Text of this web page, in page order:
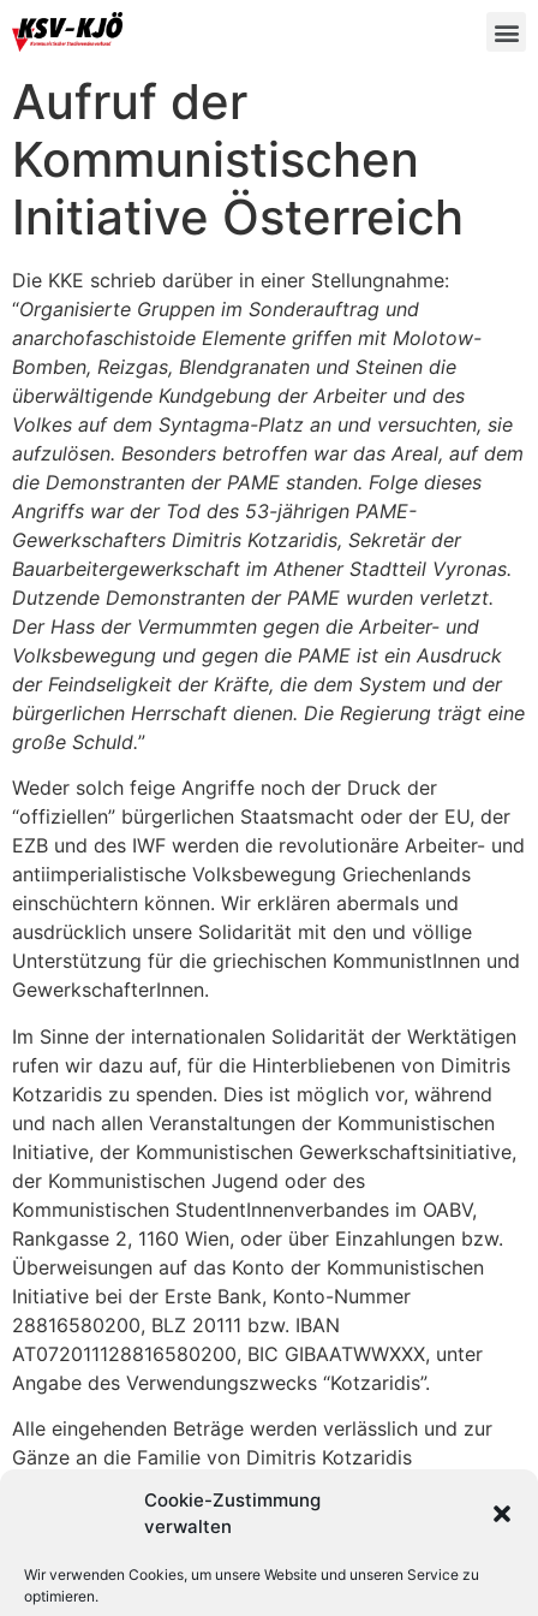
Cookie-Zustimmung
verwalten
Wir verwenden Cookies, um unsere Website und unseren Service zu
optimieren.
Aufruf der
Kommunistischen
Initiative Österreich
Die KKE schrieb darüber in einer Stellungnahme:
“Organisierte Gruppen im Sonderauftrag und
anarchofaschistoide Elemente griffen mit Molotow-
Bomben, Reizgas, Blendgranaten und Steinen die
überwältigende Kundgebung der Arbeiter und des
Volkes auf dem Syntagma-Platz an und versuchten, sie
aufzulösen. Besonders betroffen war das Areal, auf dem
die Demonstranten der PAME standen. Folge dieses
Angriffs war der Tod des 53-jährigen PAME-
Gewerkschafters Dimitris Kotzaridis, Sekretär der
Bauarbeitergewerkschaft im Athener Stadtteil Vyronas.
Dutzende Demonstranten der PAME wurden verletzt.
Der Hass der Vermummten gegen die Arbeiter- und
Volksbewegung und gegen die PAME ist ein Ausdruck
der Feindseligkeit der Kräfte, die dem System und der
bürgerlichen Herrschaft dienen. Die Regierung trägt eine
große Schuld.”
Weder solch feige Angriffe noch der Druck der
“offiziellen” bürgerlichen Staatsmacht oder der EU, der
EZB und des IWF werden die revolutionäre Arbeiter- und
antiimperialistische Volksbewegung Griechenlands
einschüchtern können. Wir erklären abermals und
ausdrücklich unsere Solidarität mit den und völlige
Unterstützung für die griechischen KommunistInnen und
GewerkschafterInnen.
Im Sinne der internationalen Solidarität der Werktätigen
rufen wir dazu auf, für die Hinterbliebenen von Dimitris
Kotzaridis zu spenden. Dies ist möglich vor, während
und nach allen Veranstaltungen der Kommunistischen
Initiative, der Kommunistischen Gewerkschaftsinitiative,
der Kommunistischen Jugend oder des
Kommunistischen StudentInnenverbandes im OABV,
Rankgasse 2, 1160 Wien, oder über Einzahlungen bzw.
Überweisungen auf das Konto der Kommunistischen
Initiative bei der Erste Bank, Konto-Nummer
28816580200, BLZ 20111 bzw. IBAN
AT072011128816580200, BIC GIBAATWWXXX, unter
Angabe des Verwendungszwecks “Kotzaridis”.
Alle eingehenden Beträge werden verlässlich und zur
Gänze an die Familie von Dimitris Kotzaridis